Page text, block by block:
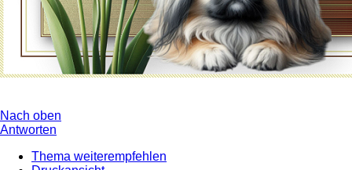
Nach oben
Antworten
Thema weiterempfehlen